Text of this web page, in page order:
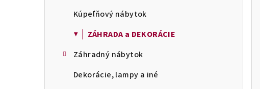
Kúpeľňový nábytok
▼ │ ZÁHRADA a DEKORÁCIE
Záhradný nábytok
Dekorácie, lampy a iné